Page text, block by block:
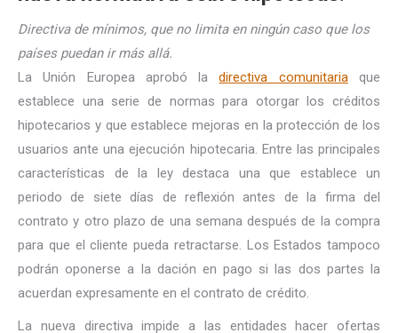
Directiva de mínimos, que no limita en ningún caso que los
países puedan ir más allá.
La Unión Europea aprobó ladirectiva comunitariaque
establece una serie de normas para otorgar los créditos
hipotecarios y que establece mejoras en la protección de los
usuarios ante una ejecución hipotecaria. Entre las principales
características de la ley destaca una que establece un
periodo de siete días de reflexión antes de la firma del
contrato y otro plazo de una semana después de la compra
para que el cliente pueda retractarse. Los Estados tampoco
podrán oponerse a la dación en pago si las dos partes la
acuerdan expresamente en el contrato de crédito.
La nueva directiva impide a las entidades hacer ofertas